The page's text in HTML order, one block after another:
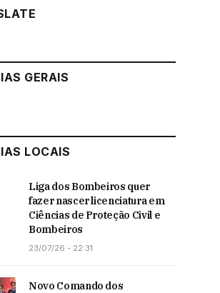
GERAIS
LOCAIS
Liga dos Bombeiros quer
fazer nascer licenciatura em
Ciências de Proteção Civil e
Bombeiros
23/07/26 - 22:31
Novo Comando dos